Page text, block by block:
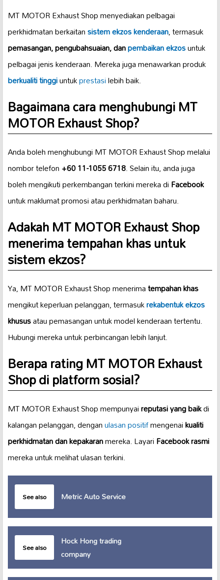
MT MOTOR Exhaust Shop menyediakan pelbagai
perkhidmatan berkaitansistem ekzos kenderaan, termasuk
pemasangan, pengubahsuaian, danpembaikan ekzosuntuk
pelbagai jenis kenderaan. Mereka juga menawarkan produk
berkualiti tinggiuntukprestasilebih baik.
Bagaimana cara menghubungi MT
MOTOR Exhaust Shop?
Anda boleh menghubungi MT MOTOR Exhaust Shop melalui
nombor telefon+60 11-1055 6718. Selain itu, anda juga
boleh mengikuti perkembangan terkini mereka diFacebook
untuk maklumat promosi atau perkhidmatan baharu.
Adakah MT MOTOR Exhaust Shop
menerima tempahan khas untuk
sistem ekzos?
Ya, MT MOTOR Exhaust Shop menerimatempahan khas
mengikut keperluan pelanggan, termasukrekabentuk ekzos
khususatau pemasangan untuk model kenderaan tertentu.
Hubungi mereka untuk perbincangan lebih lanjut.
Berapa rating MT MOTOR Exhaust
Shop di platform sosial?
MT MOTOR Exhaust Shop mempunyaireputasi yang baikdi
kalangan pelanggan, denganulasan positifmengenaikualiti
perkhidmatan dan kepakaranmereka. LayariFacebook rasmi
mereka untuk melihat ulasan terkini.
See also Metric Auto Service
See also
Hock Hong trading
company